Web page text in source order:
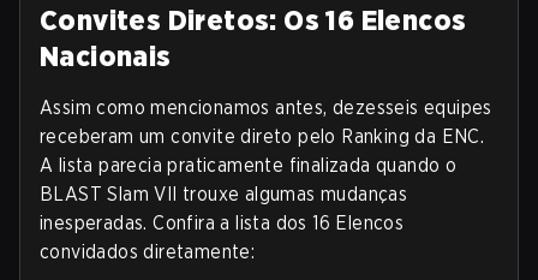
Convites Diretos: Os 16 Elencos
Nacionais
Assim como mencionamos antes, dezesseis equipes
receberam um convite direto pelo Ranking da ENC.
A lista parecia praticamente finalizada quando o
BLAST Slam VII trouxe algumas mudanças
inesperadas. Confira a lista dos 16 Elencos
convidados diretamente: